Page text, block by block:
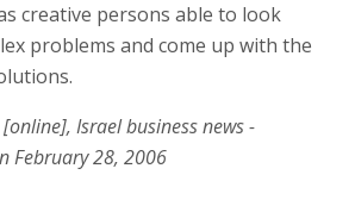
creative persons able to look
problems and come up with the
Israel business news -
February 28, 2006